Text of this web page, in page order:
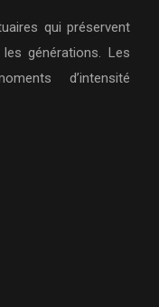
qui préservent
générations. Les
d’intensité